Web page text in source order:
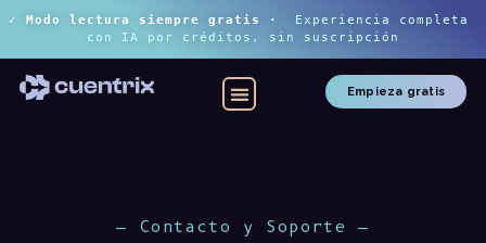
✓ Modo lectura siempre gratis ·
Experiencia completa
con IA por créditos, sin suscripción
Empieza gratis
— Contacto y Soporte —